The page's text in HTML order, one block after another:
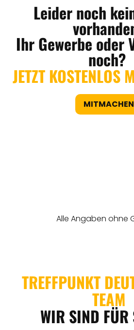
Leider noch
Ihr Gewerbe oder
noch?
JETZT KOSTENLOS
MITMACHEN